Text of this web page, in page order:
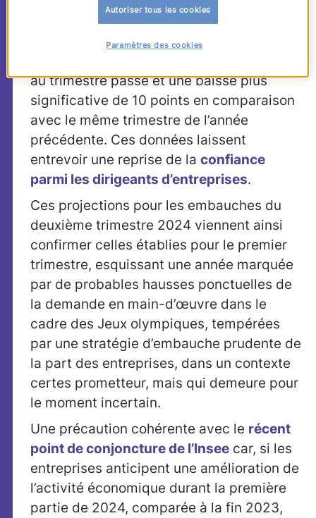
Il en résulte une prévision nette d’emploi
atteignant +18 %, ce qui représente une
au trimestre passé et une baisse plus
significative de 10 points en comparaison
avec le même trimestre de l’année
précédente. Ces données laissent
entrevoir une reprise de la confiance
parmi les dirigeants d’entreprises.
Ces projections pour les embauches du
deuxième trimestre 2024 viennent ainsi
confirmer celles établies pour le premier
trimestre, esquissant une année marquée
par de probables hausses ponctuelles de
la demande en main-d’œuvre dans le
cadre des Jeux olympiques, tempérées
par une stratégie d’embauche prudente de
la part des entreprises, dans un contexte
certes prometteur, mais qui demeure pour
le moment incertain.
Une précaution cohérente avec le récent
point de conjoncture de l’Insee car, si les
entreprises anticipent une amélioration de
l’activité économique durant la première
partie de 2024, comparée à la fin 2023,
Autoriser tous les cookies
Paramètres des cookies